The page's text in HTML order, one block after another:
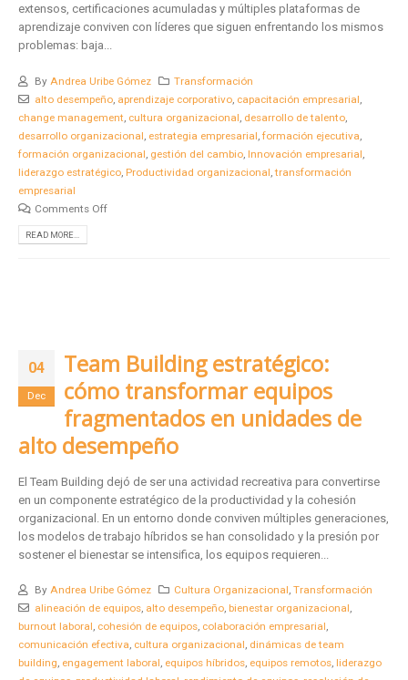
extensos, certificaciones acumuladas y múltiples plataformas de
aprendizaje conviven con líderes que siguen enfrentando los mismos
problemas: baja...
By Andrea Uribe Gómez
Transformación
alto desempeño, aprendizaje corporativo, capacitación empresarial,
change management, cultura organizacional, desarrollo de talento,
desarrollo organizacional, estrategia empresarial, formación ejecutiva,
formación organizacional, gestión del cambio, Innovación empresarial,
liderazgo estratégico, Productividad organizacional,transformación
empresarial
Comments Off
READ MORE...
04
Dec
Team Building estratégico:
cómo transformar equipos
fragmentados en unidades de
alto desempeño
El Team Building dejó de ser una actividad recreativa para convertirse
en un componente estratégico de la productividad y la cohesión
organizacional. En un entorno donde conviven múltiples generaciones,
los modelos de trabajo híbridos se han consolidado y la presión por
sostener el bienestar se intensifica, los equipos requieren...
By Andrea Uribe Gómez Cultura Organizacional,Transformación
alineación de equipos, alto desempeño, bienestar organizacional,
burnout laboral, cohesión de equipos, colaboración empresarial,
comunicación efectiva, cultura organizacional, dinámicas de team
building, engagement laboral, equipos híbridos, equipos remotos, liderazgo